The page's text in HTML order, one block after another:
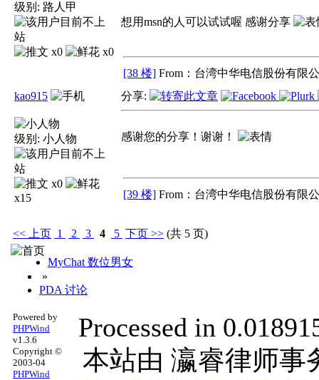
级别: 路人甲
x0 x0
想用msn的人可以试试喔 感谢分享
[38 楼] From：台湾中华电信股份有限
kao915
级别: 小人物
x0
x15
分享:
感谢您的分享！谢谢！
[39 楼] From：台湾中华电信股份有限
<< 上页 1 2 3 4 5 下页 >> (共 5 页)
MyChat 数位男女
»
PDA 讨论
Powered by
PHPWind
v1.3.6
Copyright ©
2003-04
PHPWind
Processed in
本站由 瀛睿律师事